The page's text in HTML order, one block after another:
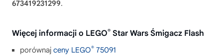
673419231299.
Więcej informacji o LEGO® Star Wars Śmigacz Flash
porównaj ceny LEGO® 75091